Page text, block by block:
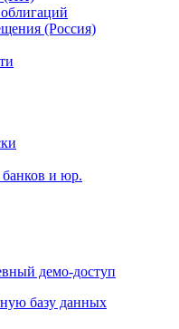
Карты рынка
(Россия)
и юр.